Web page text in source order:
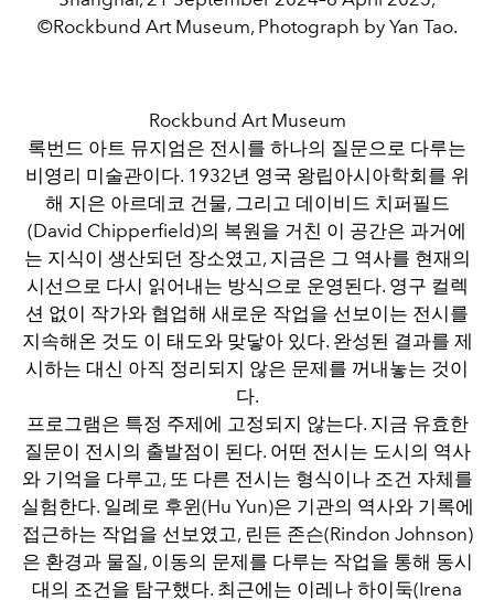
©Rockbund Art Museum, Photograph by Yan Tao.
Rockbund Art Museum
록번드 아트 뮤지엄은 전시를 하나의 질문으로 다루는
비영리 미술관이다. 1932년 영국 왕립아시아학회를 위
해 지은 아르데코 건물, 그리고 데이비드 치퍼필드
(David Chipperfield)의 복원을 거친 이 공간은 과거에
는 지식이 생산되던 장소였고, 지금은 그 역사를 현재의
시선으로 다시 읽어내는 방식으로 운영된다. 영구 컬렉
션 없이 작가와 협업해 새로운 작업을 선보이는 전시를
지속해온 것도 이 태도와 맞닿아 있다. 완성된 결과를 제
시하는 대신 아직 정리되지 않은 문제를 꺼내놓는 것이
다.
프로그램은 특정 주제에 고정되지 않는다. 지금 유효한
질문이 전시의 출발점이 된다. 어떤 전시는 도시의 역사
와 기억을 다루고, 또 다른 전시는 형식이나 조건 자체를
실험한다. 일례로 후윈(Hu Yun)은 기관의 역사와 기록에
접근하는 작업을 선보였고, 린든 존슨(Rindon Johnson)
은 환경과 물질, 이동의 문제를 다루는 작업을 통해 동시
대의 조건을 탐구했다. 최근에는 이레나 하이둑(Irena